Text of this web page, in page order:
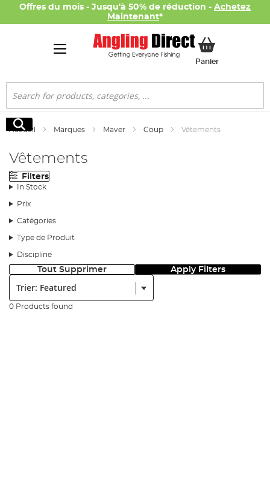
Offres du mois - Jusqu'à 50% de réduction - Achetez
Maintenant*
PanierMon panier
Rechercher
Rechercher
Accueil Marques Maver Coup Vêtements
Vêtements
Filters
In Stock
Prix
Catégories
Type de Produit
Discipline
Tout Supprimer Apply Filters
0 Products found